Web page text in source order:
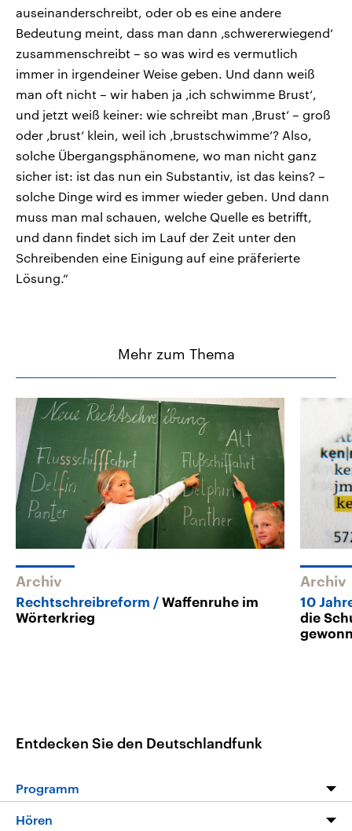
auseinanderschreibt, oder ob es eine andere
Bedeutung meint, dass man dann ‚schwererwiegend‘
zusammenschreibt – so was wird es vermutlich
immer in irgendeiner Weise geben. Und dann weiß
man oft nicht – wir haben ja ‚ich schwimme Brust‘,
und jetzt weiß keiner: wie schreibt man ‚Brust‘ – groß
oder ‚brust‘ klein, weil ich ‚brustschwimme‘? Also,
solche Übergangsphänomene, wo man nicht ganz
sicher ist: ist das nun ein Substantiv, ist das keins? –
solche Dinge wird es immer wieder geben. Und dann
muss man mal schauen, welche Quelle es betrifft,
und dann findet sich im Lauf der Zeit unter den
Schreibenden eine Einigung auf eine präferierte
Lösung.“
Mehr zum Thema
Archiv
Rechtschreibreform
Waffenruhe im
Wörterkrieg
Archiv
10
die
Entdecken Sie den Deutschlandfunk
Programm
Programm
Hören